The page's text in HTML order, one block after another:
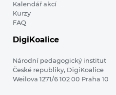
Kalendář akcí
Kurzy
FAQ
DigiKoalice
Národní pedagogický institut
České republiky, DigiKoalice
Weilova 1271/6 102 00 Praha 10